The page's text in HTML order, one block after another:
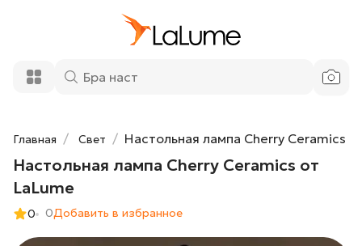
Главная Свет Настольная лампа Cherry Ceramics
Настольная лампа Cherry Ceramics от
LaLume
0 0Добавить в избранное